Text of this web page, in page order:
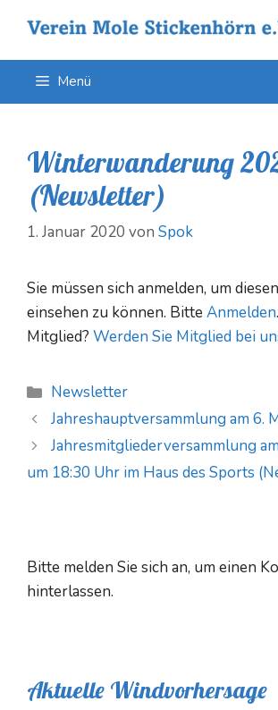
Inhalt
springen
Menü
Winterwanderung
(Newsletter)
1. Januar 2020 von Spok
Sie müssen sich anmelden, um
einsehen zu können. Bitte Anmelden
Mitglied? Werden Sie Mitglied bei
Kategorien
Newsletter
Jahreshauptversammlung am 6.
Jahresmitgliederversammlung
um 18:30 Uhr im Haus des Sports
Bitte melden Sie sich an, um einen
hinterlassen.
Aktuelle Windvorhersage